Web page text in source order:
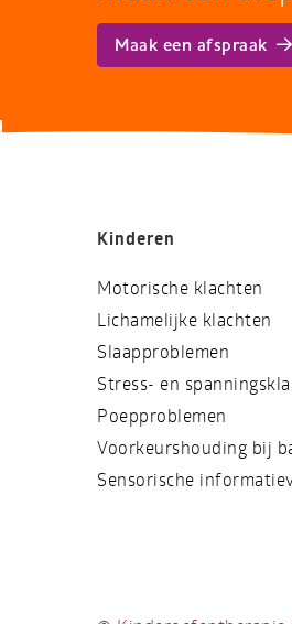
Maak een afspraak
Kinderen
Motorische klachten
Lichamelijke klachten
Slaapproblemen
Stress- en
Poepproblemen
Voorkeurshouding bij
Sensorische